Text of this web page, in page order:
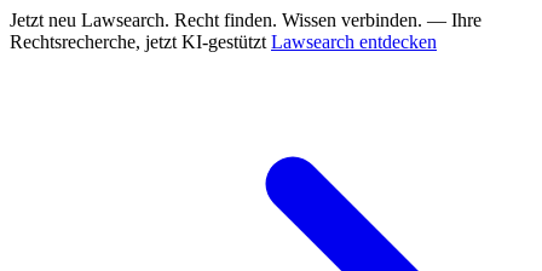
Jetzt neu Lawsearch. Recht finden. Wissen verbinden. — Ihre
Rechtsrecherche, jetzt KI-gestützt Lawsearch entdecken